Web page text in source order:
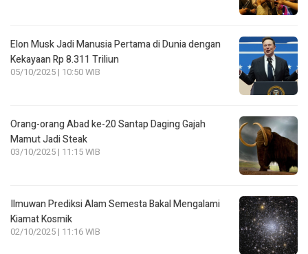
Elon Musk Jadi Manusia Pertama di Dunia dengan
Kekayaan Rp 8.311 Triliun
05/10/2025 | 10:50 WIB
Orang-orang Abad ke-20 Santap Daging Gajah
Mamut Jadi Steak
03/10/2025 | 11:15 WIB
Ilmuwan Prediksi Alam Semesta Bakal Mengalami
Kiamat Kosmik
02/10/2025 | 11:16 WIB